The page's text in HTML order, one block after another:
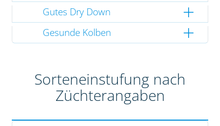
Gutes Dry Down
Gesunde Kolben
Sorteneinstufung nach
Züchterangaben